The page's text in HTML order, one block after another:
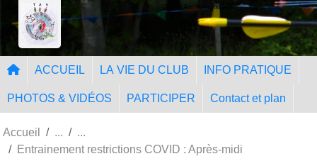
Tir à l'Arc Nangissien
ACCUEIL LA VIE DU CLUB INFO PRATIQUE
PHOTOS & VIDÉOS PARTICIPER Contact et plan
Accueil
Entrainement restrictions COVID : Après-midi
Panneau de gestion des cookies